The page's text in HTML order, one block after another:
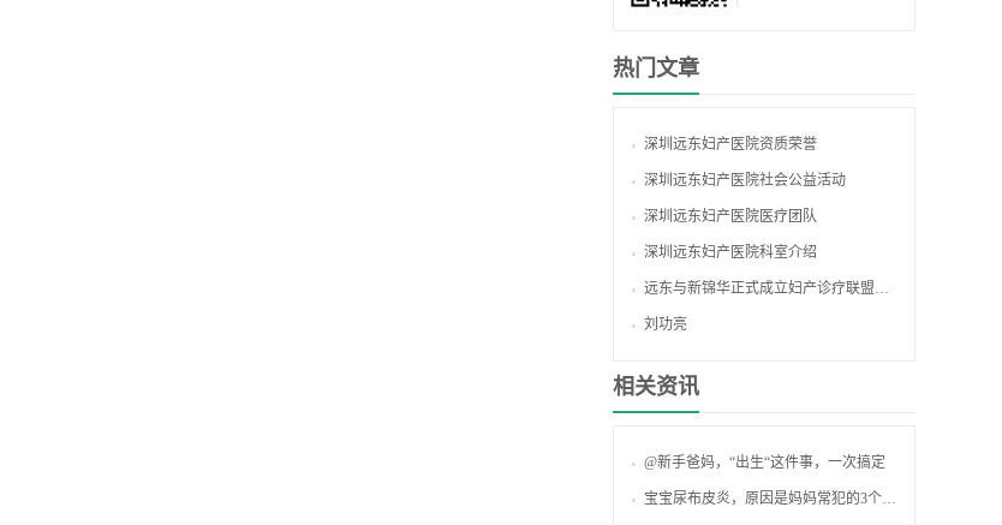
热门文章
深圳远东妇产医院资质荣誉
深圳远东妇产医院社会公益活动
深圳远东妇产医院医疗团队
深圳远东妇产医院科室介绍
远东与新锦华正式成立妇产诊疗联盟｜共筑生育友好模式落地
刘功亮
相关资讯
@新手爸妈，“出生“这件事，一次搞定
宝宝尿布皮炎，原因是妈妈常犯的3个育儿小误区，你做对了吗?